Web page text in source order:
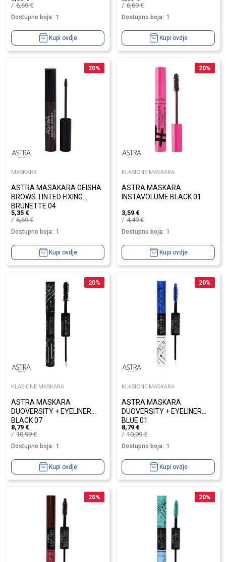
6,69€
Dostupno boja: 1
Kupi ovdje
6,69€
Dostupno boja: 1
Kupi ovdje
20%
MASKARA
ASTRA MASAKARA GEISHA
BROWS TINTED FIXING
BRUNETTE 04
5,35 €
6,69€
Dostupno boja: 1
Kupi ovdje
20%
KLASICNE MASKARA
ASTRA MASKARA
INSTAVOLUME BLACK 01
3,59 €
4,49€
Dostupno boja: 1
Kupi ovdje
20%
KLASICNE MASKARA
ASTRA MASKARA
DUOVERSITY + EYELINER
BLACK 07
8,79 €
10,99€
Dostupno boja: 1
Kupi ovdje
20%
KLASICNE MASKARA
ASTRA MASKARA
DUOVERSITY + EYELINER
BLUE 01
8,79 €
10,99€
Dostupno boja: 1
Kupi ovdje
20% 20%